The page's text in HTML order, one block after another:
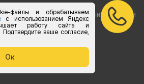
файлы и обрабатываем
с использованием Яндекс
работу сайта и
ваше согласие,
Ок
определяемой положениями статьи
РФ
данных